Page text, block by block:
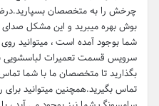
چرخش را به متخصصان
بوش بهره میبرید و این مشکل
شما بوجود آمده است ، میتوانید
سرویس قسمت تعمیرات لباسشویی
بگذارید تا متخصصان ما با شما
تماس بگیرید.همچنین میتوانید